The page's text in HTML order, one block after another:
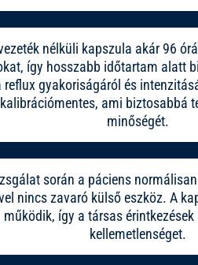
nélküli kapszula akár 96
így hosszabb időtartam alatt
reflux gyakoriságáról és
kalibrációmentes, ami biztosabbá
minőségét.
során a páciens
nincs zavaró külső eszköz. A
működik, így a társas
kellemetlenséget.